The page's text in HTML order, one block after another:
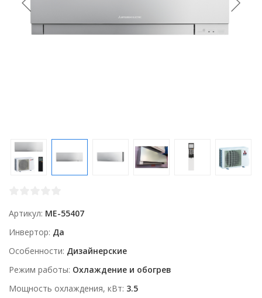
Артикул ME-55407
Инвертор Да
Особенности Дизайнерские
Режим работы Охлаждение и обогрев
Мощность охлаждения, кВт 3.5